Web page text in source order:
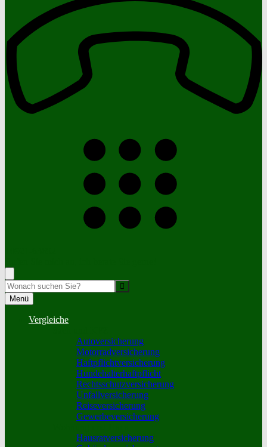
Menü
Vergleiche
Autoversicherung
Motorradversicherung
Haftpflichtversicherung
Hundehalterhaftpflicht
Rechtsschutzversicherung
Unfallversicherung
Reiseversicherung
Gewerbeversicherung
Hausratversicherung